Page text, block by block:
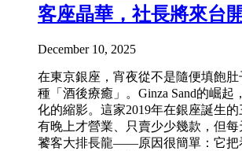
客座晶華，社長將來台
December 10, 2025
在東京銀座，宵夜從不是隨便填飽
種「酒後療癒」。Ginza Sand的崛起
化的縮影。這家2019年在銀座誕生
有晚上才營業、只賣少少幾款，但
饕客大排長龍——原因很簡單：它把